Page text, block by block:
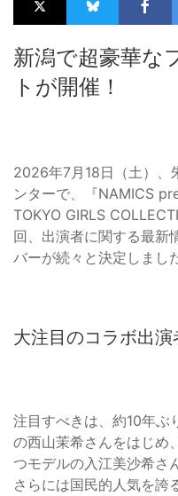
新潟で超豪華な
トが開催！
2026年7月18日（土）、
ンターで、『NAMICS
TOKYO GIRLS
回、出演者に関する最新
バーが続々と決定しまし
大注目のコラボ出演
注目すべきは、約10年ぶ
の西山茉希さんをはじめ
つモデルの入江美沙希さ
さらには国民的人気を誇